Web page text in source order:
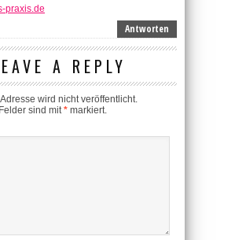
praxis.de
Antworten
A REPLY
wird nicht veröffentlicht.
sind mit* markiert.